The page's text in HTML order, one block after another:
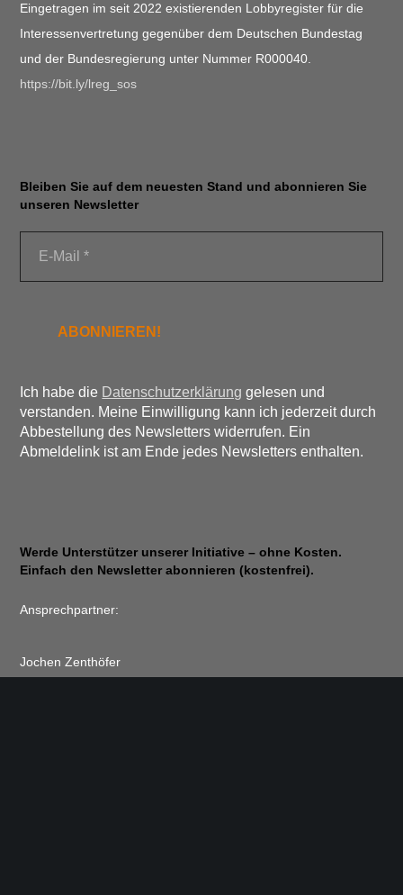
Eingetragen im seit 2022 existierenden Lobbyregister für die
Interessenvertretung gegenüber dem Deutschen Bundestag
und der Bundesregierung unter Nummer R000040.
https://bit.ly/lreg_sos
Bleiben Sie auf dem neuesten Stand und abonnieren Sie
unseren Newsletter
Ich habe die Datenschutzerklärung gelesen und
verstanden. Meine Einwilligung kann ich jederzeit durch
Abbestellung des Newsletters widerrufen. Ein
Abmeldelink ist am Ende jedes Newsletters enthalten.
Werde Unterstützer unserer Initiative – ohne Kosten.
Einfach den Newsletter abonnieren (kostenfrei).
Ansprechpartner:
Jochen Zenthöfer